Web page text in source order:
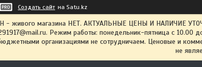
Создать сайт на Satu.kz
живого магазина НЕТ. АКТУАЛЬНЫЕ ЦЕНЫ И НАЛИЧИЕ
Режим работы: понедельник-пятница с
организациями не сотрудничаем. Ценовые и
не